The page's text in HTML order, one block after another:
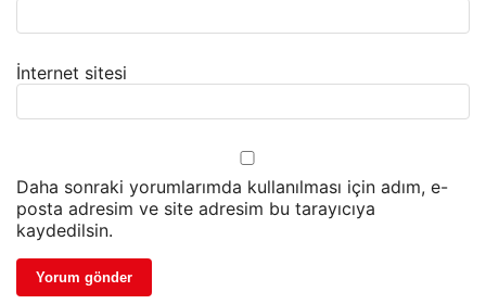
İnternet sitesi
Daha sonraki yorumlarımda kullanılması için adım, e-
posta adresim ve site adresim bu tarayıcıya
kaydedilsin.